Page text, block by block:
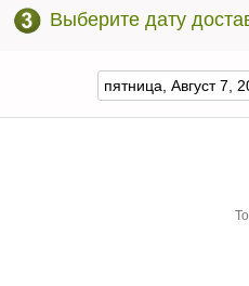
Выберите дату